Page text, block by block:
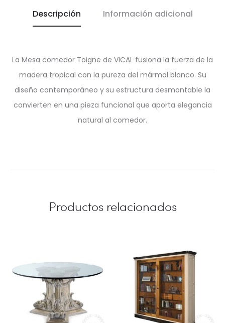
Descripción Información adicional
La Mesa comedor Toigne de VICAL fusiona la fuerza de la
madera tropical con la pureza del mármol blanco. Su
diseño contemporáneo y su estructura desmontable la
convierten en una pieza funcional que aporta elegancia
natural al comedor.
Productos relacionados